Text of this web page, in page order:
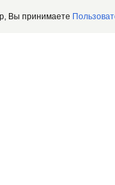
Вы принимаете